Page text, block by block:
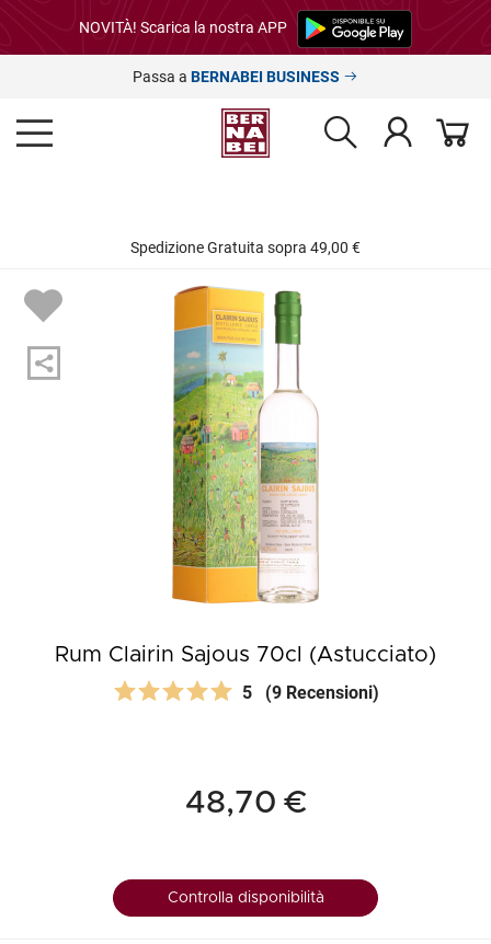
NOVITÀ! Scarica la nostra APP
Passa a BERNABEI BUSINESS
Spedizione Gratuita sopra 49,00 €
Rum Clairin Sajous 70cl (Astucciato)
5 (9 Recensioni)
48,70 €
Controlla disponibilità